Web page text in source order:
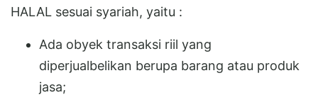
HALAL sesuai syariah, yaitu :
Ada obyek transaksi riil yang
diperjualbelikan berupa barang atau produk
jasa;